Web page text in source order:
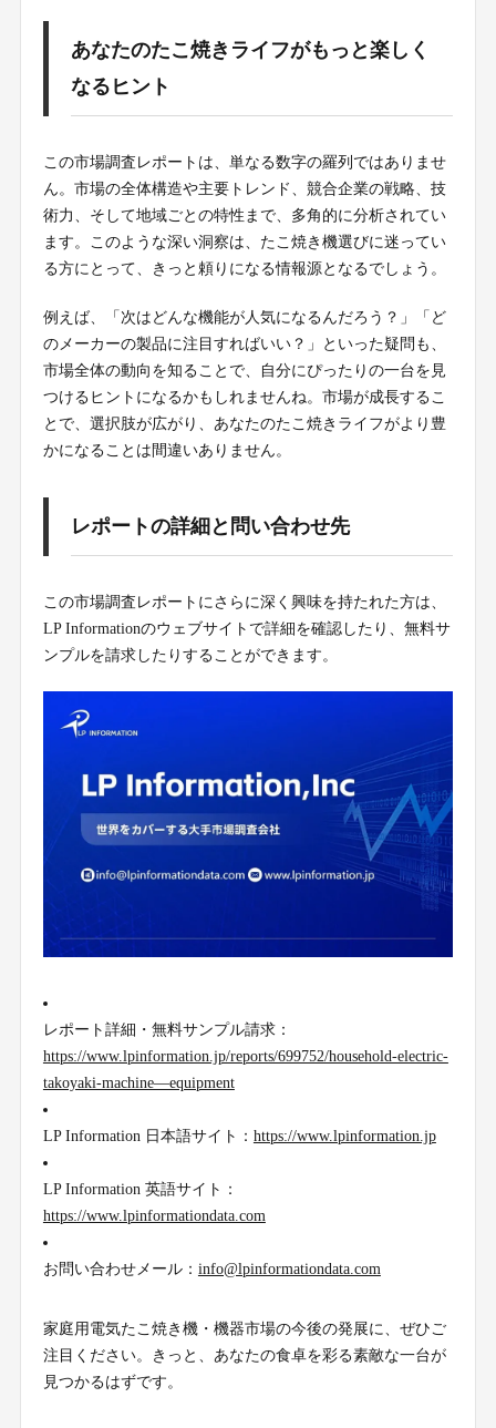
あなたのたこ焼きライフがもっと楽しく
なるヒント
この市場調査レポートは、単なる数字の羅列ではありませ
ん。市場の全体構造や主要トレンド、競合企業の戦略、技
術力、そして地域ごとの特性まで、多角的に分析されてい
ます。このような深い洞察は、たこ焼き機選びに迷ってい
る方にとって、きっと頼りになる情報源となるでしょう。
例えば、「次はどんな機能が人気になるんだろう？」「ど
のメーカーの製品に注目すればいい？」といった疑問も、
市場全体の動向を知ることで、自分にぴったりの一台を見
つけるヒントになるかもしれませんね。市場が成長するこ
とで、選択肢が広がり、あなたのたこ焼きライフがより豊
かになることは間違いありません。
レポートの詳細と問い合わせ先
この市場調査レポートにさらに深く興味を持たれた方は、
LP Informationのウェブサイトで詳細を確認したり、無料サ
ンプルを請求したりすることができます。
レポート詳細・無料サンプル請求：
https://www.lpinformation.jp/reports/699752/household-electric-
takoyaki-machine—equipment
LP Information 日本語サイト： https://www.lpinformation.jp
LP Information 英語サイト：
https://www.lpinformationdata.com
お問い合わせメール： info@lpinformationdata.com
家庭用電気たこ焼き機・機器市場の今後の発展に、ぜひご
注目ください。きっと、あなたの食卓を彩る素敵な一台が
見つかるはずです。